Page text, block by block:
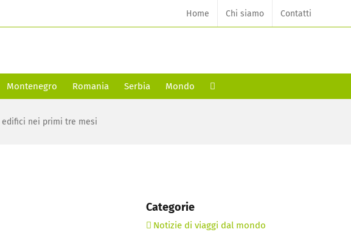
Home Chi siamo Contatti
Montenegro Romania Serbia Mondo
edifici nei primi tre mesi
Categorie
Notizie di viaggi dal mondo